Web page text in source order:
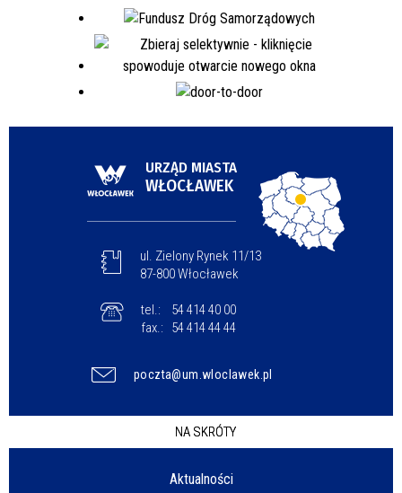
URZĄD MIASTA
WŁOCŁAWEK
ul. Zielony Rynek 11/13
87-800 Włocławek
tel.:
54 414 40 00
fax.:
54 414 44 44
poczta@um.wloclawek.pl
NA SKRÓTY
Aktualności